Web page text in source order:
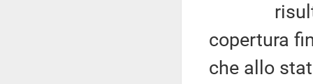
risulta
copertura
che allo